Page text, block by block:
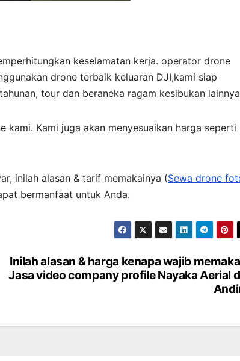
keselamatan kerja. operator drone
drone terbaik keluaran DJI,kami siap
tour dan beraneka ragam kesibukan
Kami juga akan menyesuaikan harga seperti
inilah alasan & tarif memakainya (Sewa drone
bermanfaat untuk Anda.
Inilah alasan & harga kenapa wajib
Jasa video company profile Nayaka Aerial